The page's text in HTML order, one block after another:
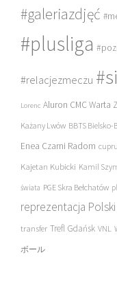
#galeriazdjęć
#plusliga
#relacjezmeczu
Lorenc Aluron CMC Warta
Każany Lwów BBTS Bielsko-
Enea Czarni Radom
Kajetan Kubicki Kamil
świata PGE Skra Bełchatów
reprezentacja Polski
transfer Trefl Gdańsk VNL
ボール